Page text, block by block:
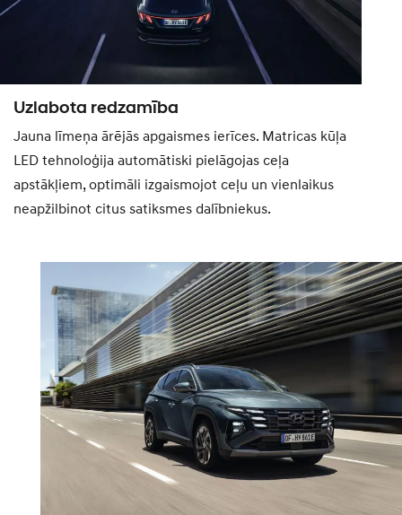
Uzlabota redzamība
Jauna līmeņa ārējās apgaismes ierīces. Matricas kūļa
LED tehnoloģija automātiski pielāgojas ceļa
apstākļiem, optimāli izgaismojot ceļu un vienlaikus
neapžilbinot citus satiksmes dalībniekus.